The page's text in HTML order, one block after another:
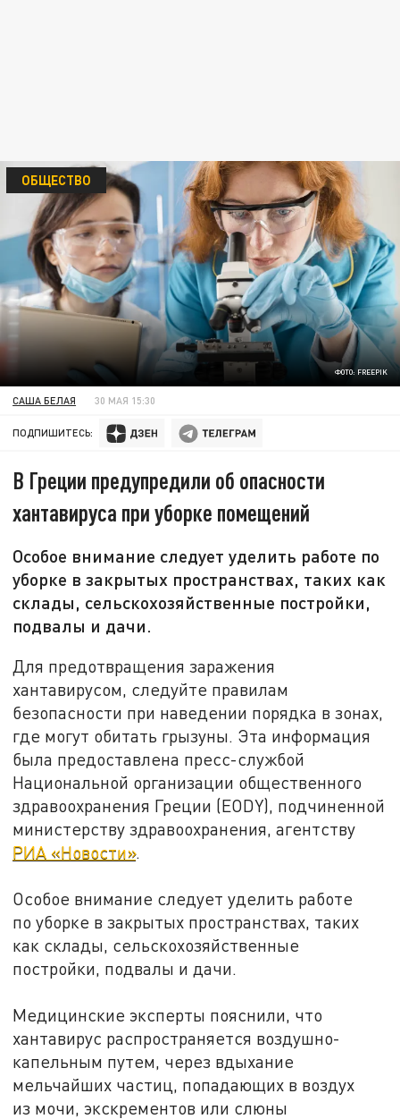
ФОТО: FREEPIK
ОБЩЕСТВО
САША БЕЛАЯ 30 МАЯ 15:30
ПОДПИШИТЕСЬ:
В Греции предупредили об опасности
хантавируса при уборке помещений
Особое внимание следует уделить работе по
уборке в закрытых пространствах, таких как
склады, сельскохозяйственные постройки,
подвалы и дачи.
Для предотвращения заражения
хантавирусом, следуйте правилам
безопасности при наведении порядка в зонах,
где могут обитать грызуны. Эта информация
была предоставлена пресс-службой
Национальной организации общественного
здравоохранения Греции (EODY), подчиненной
министерству здравоохранения, агентству
РИА «Новости».
Особое внимание следует уделить работе
по уборке в закрытых пространствах, таких
как склады, сельскохозяйственные
постройки, подвалы и дачи.
Медицинские эксперты пояснили, что
хантавирус распространяется воздушно-
капельным путем, через вдыхание
мельчайших частиц, попадающих в воздух
из мочи, экскрементов или слюны